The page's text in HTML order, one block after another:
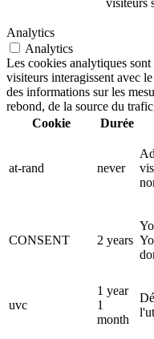
Analytics
Analytics
Les cookies analytiques
visiteurs interagissent avec
des informations sur les
rebond, de la source du
Cookie
Durée
at-rand never
CONSENT 2 years
uvc
1 year
1
month